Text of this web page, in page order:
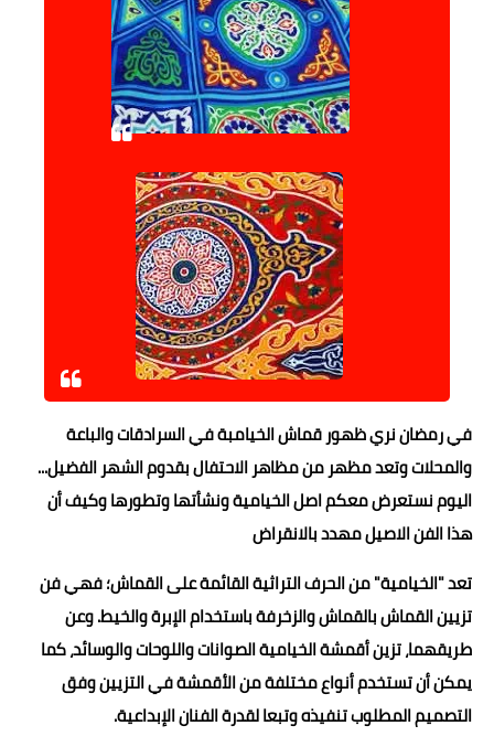
حوادث وقضايا
خدمات
الصحه والجمال
فن المطبخ
مقالات
في رمضان نري ظهور قماش الخيامبة في السرادقات والباعة
والمحلات وتعد مظهر من مظاهر الاحتفال بقدوم الشهر الفضيل...
اليوم نستعرض معكم اصل الخيامية ونشأتها وتطورها وكيف أن
هذا الفن الاصيل مهدد بالانقراض
تعد "الخيامية" من الحرف التراثية القائمة على القماش؛ فهي فن
تزيين القماش بالقماش والزخرفة باستخدام الإبرة والخيط. وعن
طريقهما، تزين أقمشة الخيامية الصوانات واللوحات والوسائد، كما
يمكن أن تستخدم أنواع مختلفة من الأقمشة في التزيين وفق
التصميم المطلوب تنفيذه وتبعا لقدرة الفنان الإبداعية.